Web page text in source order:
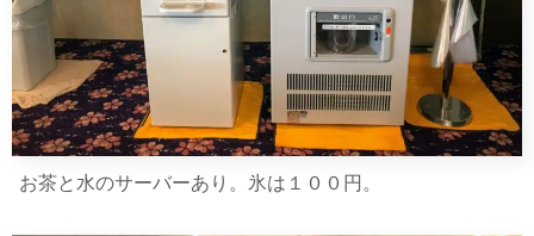
お茶と水のサーバーあり。氷は１００円。